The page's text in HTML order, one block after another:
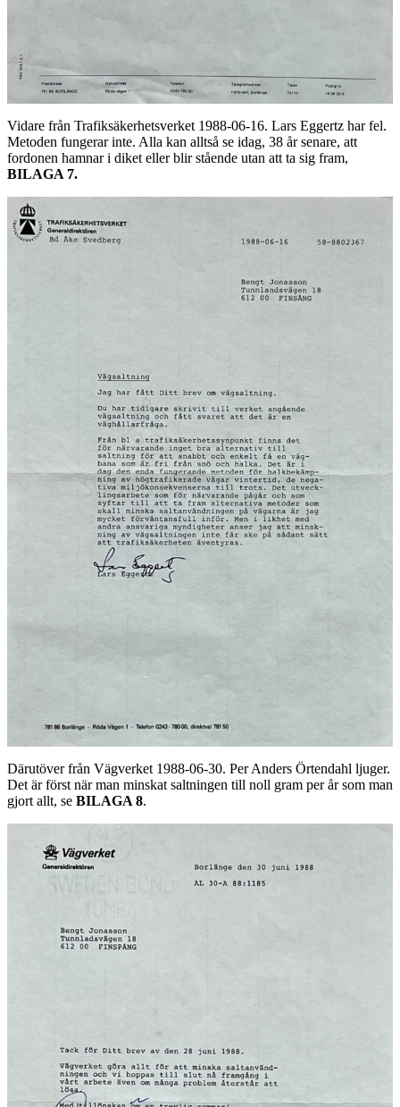
Vidare från Trafiksäkerhetsverket 1988-06-16. Lars Eggertz har fel.
Metoden fungerar inte. Alla kan alltså se idag, 38 år senare, att
fordonen hamnar i diket eller blir stående utan att ta sig fram,
BILAGA 7.
Därutöver från Vägverket 1988-06-30. Per Anders Örtendahl ljuger.
Det är först när man minskat saltningen till noll gram per år som man
gjort allt, se BILAGA 8.